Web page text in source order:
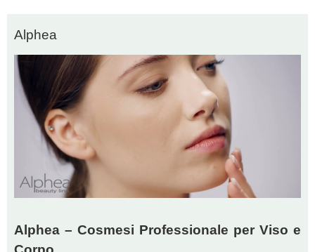
Alphea
Alphea – Cosmesi Professionale per Viso e